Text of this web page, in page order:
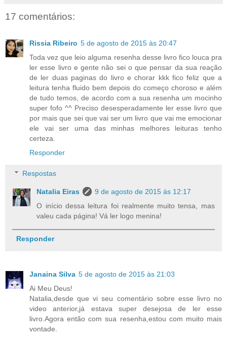
17 comentários:
Rissia Ribeiro 5 de agosto de 2015 às 20:47
Toda vez que leio alguma resenha desse livro fico louca pra
ler esse livro e gente não sei o que pensar da sua reação
de ler duas paginas do livro e chorar kkk fico feliz que a
leitura tenha fluido bem depois do começo choroso e além
de tudo temos, de acordo com a sua resenha um mocinho
super fofo ^^ Preciso desesperadamente ler esse livro que
por mais que sei que vai ser um livro que vai me emocionar
ele vai ser uma das minhas melhores leituras tenho
certeza.
Responder
Respostas
Natalia Eiras
9 de agosto de 2015 às 12:17
O início dessa leitura foi realmente muito tensa, mas
valeu cada página! Vá ler logo menina!
Responder
Janaina Silva 5 de agosto de 2015 às 21:03
Ai Meu Deus!
Natalia,desde que vi seu comentário sobre esse livro no
video anterior,já estava super desejosa de ler esse
livro.Agora então com sua resenha,estou com muito mais
vontade.